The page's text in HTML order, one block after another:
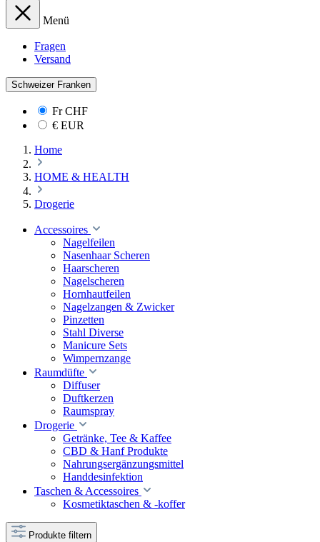
Menü
Fragen
Versand
Schweizer Franken
FrCHF
€ EUR
Home
HOME & HEALTH
Drogerie
Accessoires
Nagelfeilen
Nasenhaar Scheren
Haarscheren
Nagelscheren
Hornhautfeilen
Nagelzangen & Zwicker
Pinzetten
Stahl Diverse
Manicure Sets
Wimpernzange
Raumdüfte
Diffuser
Duftkerzen
Raumspray
Drogerie
Getränke, Tee & Kaffee
CBD & Hanf Produkte
Nahrungsergänzungsmittel
Handdesinfektion
Taschen & Accessoires
Kosmetiktaschen & -koffer
Produkte filtern